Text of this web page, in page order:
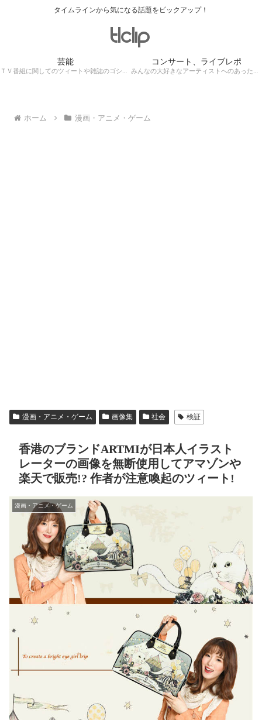
タイムラインから気になる話題をピックアップ！
芸能
ＴＶ番組に関してのツィートや雑誌のゴシップ記事、芸能人目撃情報・ロケ現場遭遇・・・
コンサート、ライブレポ
みんなの大好きなアーティストへのあったかぁ～い思いをツイッターレポートに保存！
ホーム 漫画・アニメ・ゲーム
漫画・アニメ・ゲーム 画像集 社会 検証
香港のブランドARTMIが日本人イラスト
レーターの画像を無断使用してアマゾンや
楽天で販売!? 作者が注意喚起のツィート!
漫画・アニメ・ゲーム